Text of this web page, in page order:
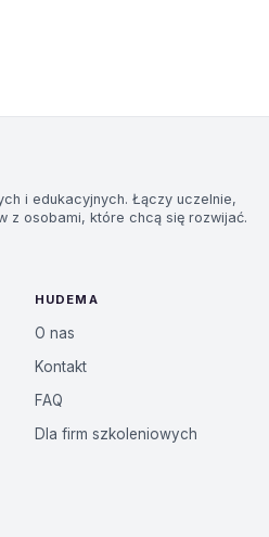
i edukacyjnych. Łączy uczelnie,
z osobami, które chcą się rozwijać.
HUDEMA
O nas
Kontakt
FAQ
Dla firm szkoleniowych